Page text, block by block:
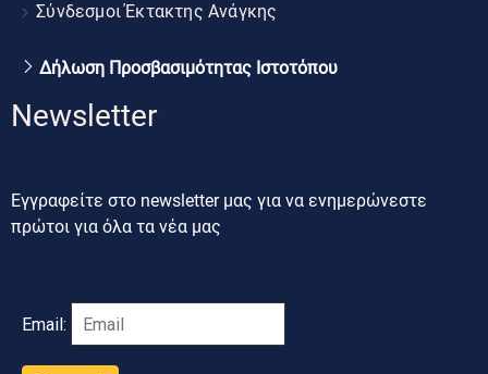
Σύνδεσμοι Έκτακτης Ανάγκης
Δήλωση Προσβασιμότητας Ιστοτόπου
Newsletter
Εγγραφείτε στο newsletter μας για να ενημερώνεστε
πρώτοι για όλα τα νέα μας
Email: